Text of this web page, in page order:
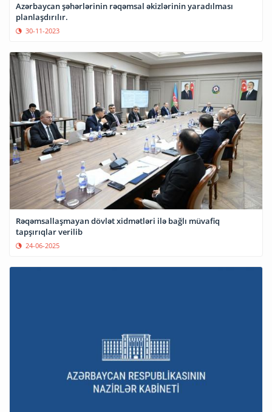
Azərbaycan şəhərlərinin rəqəmsal əkizlərinin yaradılması
planlaşdırılır.
30-11-2023
Rəqəmsallaşmayan dövlət xidmətləri ilə bağlı müvafiq
tapşırıqlar verilib
24-06-2025